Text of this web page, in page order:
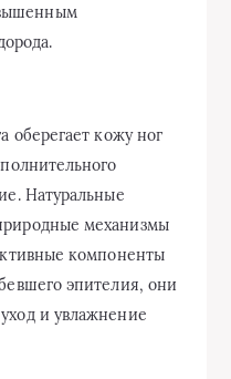
оберегает кожу ног
Натуральные
механизмы
компоненты
эпителия, они
и увлажнение